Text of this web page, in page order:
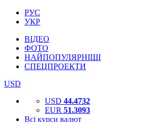
РУС
УКР
ВІДЕО
ФОТО
НАЙПОПУЛЯРНІШІ
СПЕЦПРОЕКТИ
USD
USD 44.4732
EUR 51.3093
Всі курси валют